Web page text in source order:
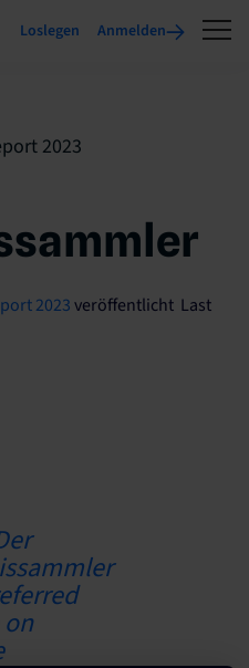
Loslegen Anmelden
2023veröffentlicht Last